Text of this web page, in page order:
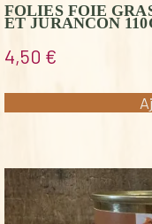
FOLIES FOIE
ET JURANCON
4,50 €